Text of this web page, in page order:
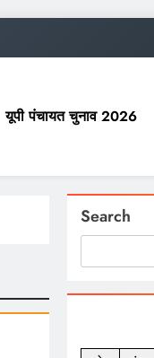
यूपी पंचायत चुनाव 2026
Search